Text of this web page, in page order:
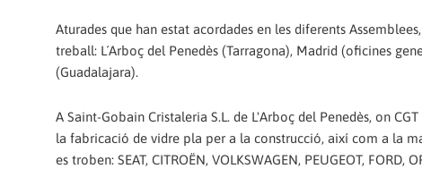
Aturades que han estat acordades en les diferents
treball: L´Arboç del Penedès (Tarragona), Madrid (oficines
(Guadalajara).
A Saint-Gobain Cristaleria S.L. de L'Arboç del Penedès, on
la fabricació de vidre pla per a la construcció, així com a la
es troben: SEAT, CITROËN, VOLKSWAGEN, PEUGEOT, FORD,